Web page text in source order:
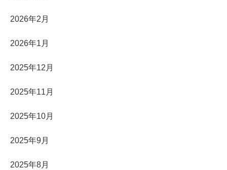
2026年2月
2026年1月
2025年12月
2025年11月
2025年10月
2025年9月
2025年8月